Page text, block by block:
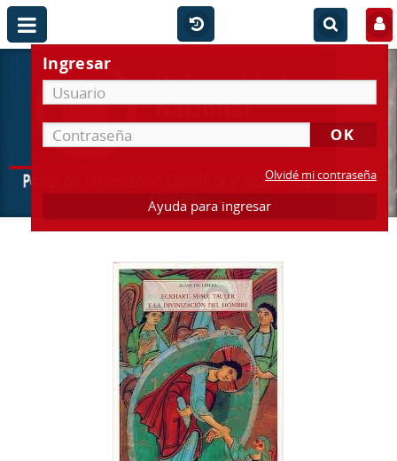
Ingresar
Olvidé mi contraseña
Ayuda para ingresar